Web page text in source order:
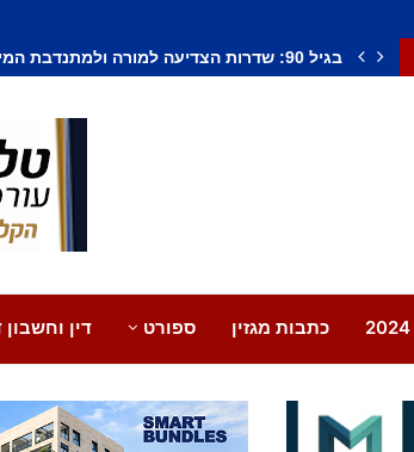
חשד לחיסול בנתיבות: אדם נורה למוות, צעיר
כתבות מגזין ספורט דין וחשבון